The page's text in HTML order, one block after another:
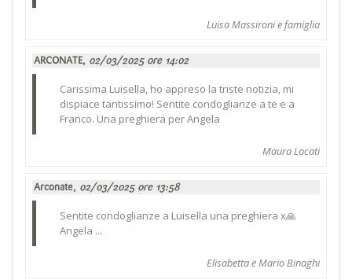
Luisa Massironi e famiglia
ARCONATE, 02/03/2025 ore 14:02
Carissima Luisella, ho appreso la triste notizia, mi
dispiace tantissimo! Sentite condoglianze a te e a
Franco. Una preghiera per Angela
Maura Locati
Arconate, 02/03/2025 ore 13:58
Sentite condoglianze a Luisella una preghiera x🙏
Angela ...
Elisabetta e Mario Binaghi